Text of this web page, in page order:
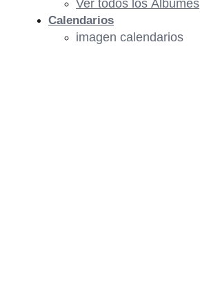
Ver todos los Álbumes
Calendarios
imagen calendarios